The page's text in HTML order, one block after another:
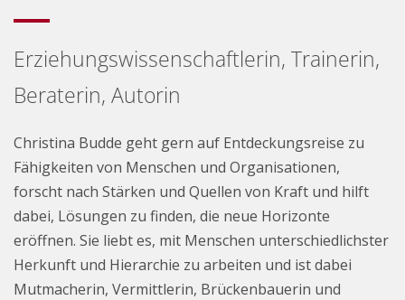
Erziehungswissenschaftlerin, Trainerin,
Beraterin, Autorin
Christina Budde geht gern auf Entdeckungsreise zu
Fähigkeiten von Menschen und Organisationen,
forscht nach Stärken und Quellen von Kraft und hilft
dabei, Lösungen zu finden, die neue Horizonte
eröffnen. Sie liebt es, mit Menschen unterschiedlichster
Herkunft und Hierarchie zu arbeiten und ist dabei
Mutmacherin, Vermittlerin, Brückenbauerin und